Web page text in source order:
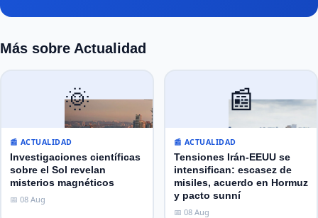
Más sobre Actualidad
🌞
📰 ACTUALIDAD
Investigaciones científicas
sobre el Sol revelan
misterios magnéticos
📅 08 Aug
📰
📰 ACTUALIDAD
Tensiones Irán-EEUU se
intensifican: escasez de
misiles, acuerdo en Hormuz
y pacto sunní
📅 08 Aug